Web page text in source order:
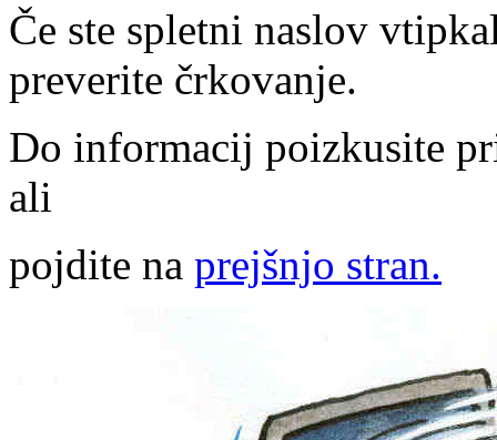
Če ste spletni naslov
preverite črkovanje.
Do informacij poizkusite
ali
pojdite na prejšnjo stran.